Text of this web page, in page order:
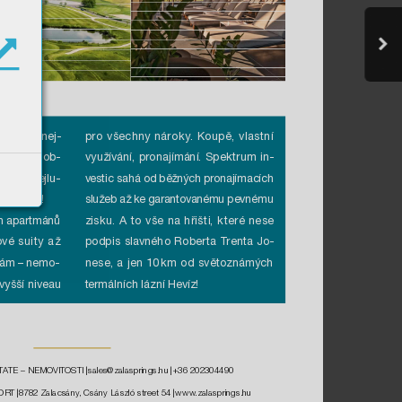
vzniká nej-
ostí v ob-
z nejlu-
!
apartmánů
é suity až
– nemo-
yšší niveau
pro všechny nároky. Koupě, vlastní
využívání, pronajímání. Spektrum in-
vestic sahá od běžných pronajímacích
služeb až ke garantovanému pevnému
zisku. A to vše na hřišti, které nese
podpis slavného Roberta Trenta Jo-
nese, a jen 10 km od světoznámých
termálních lázní Hevíz!
ATE – NEMOVITOSTI | sales@zalasprings.hu | +36 202304490
| 8782 Zalacsány, Csány László street 54 | www.zalasprings.hu